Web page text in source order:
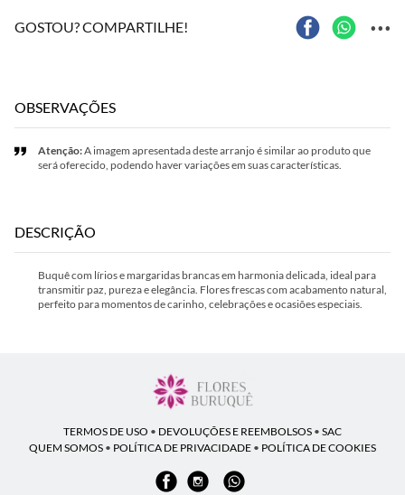
GOSTOU? COMPARTILHE! ...
OBSERVAÇÕES
Atenção:A imagem apresentada deste arranjo é similar ao produto que
será oferecido, podendo haver variações em suas características.
DESCRIÇÃO
Buquê com lírios e margaridas brancas em harmonia delicada, ideal para
transmitir paz, pureza e elegância. Flores frescas com acabamento natural,
perfeito para momentos de carinho, celebrações e ocasiões especiais.
TERMOS DE USO • DEVOLUÇÕES E REEMBOLSOS • SAC
QUEM SOMOS • POLÍTICA DE PRIVACIDADE • POLÍTICA DE COOKIES